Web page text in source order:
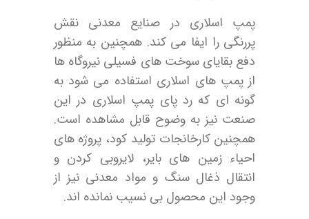
پمپ اسلاری در صنایع معدنی نقش
پررنگی را ایفا می کند. همچنین به منظور
دفع بقایای سوخت های فسیلی نیروگاه ها
از پمپ های اسلاری استفاده می شود به
گونه ای که رد پای پمپ اسلاری در این
صنعت نیز به وضوح قابل مشاهده است.
همچنین کارخانجات تولید کود، پروژه های
احیاء زمین های بایر، لایروبی کردن و
انتقال ذغال سنگ و مواد معدنی نیز از
وجود این محصول بی نسیب نمانده اند.